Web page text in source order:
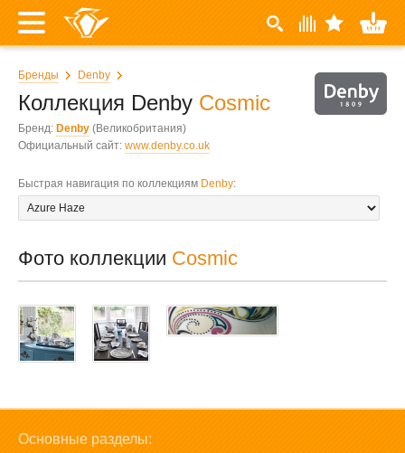
Бренды Denby
Коллекция Denby Cosmic
Бренд: Denby (Великобритания)
Официальный сайт: www.denby.co.uk
Быстрая навигация по коллекциям Denby:
Фото коллекции Cosmic
Основные разделы: